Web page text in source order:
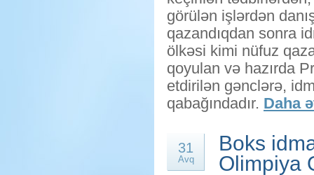
görülən işlərdən
qazandıqdan sonra
ölkəsi kimi nüfuz
qoyulan və hazırda
etdirilən gənclərə,
qabağındadır. Daha
31
Avq
Boks
Olimpiya